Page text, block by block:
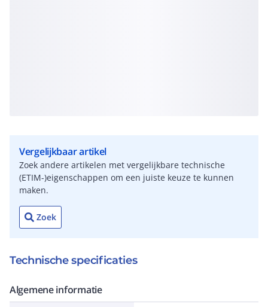
Vergelijkbaar artikel
Zoek andere artikelen met vergelijkbare technische
(ETIM-)eigenschappen om een juiste keuze te kunnen
maken.
Zoek
Technische specificaties
Algemene informatie